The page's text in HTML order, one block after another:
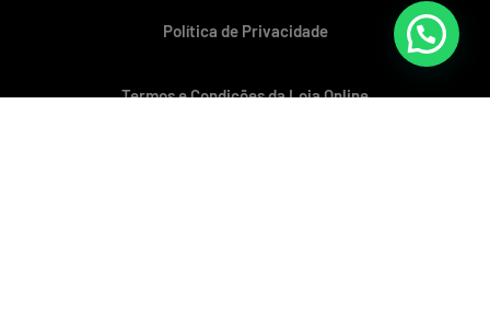
Política de Privacidade
Termos e Condições da Loja Online